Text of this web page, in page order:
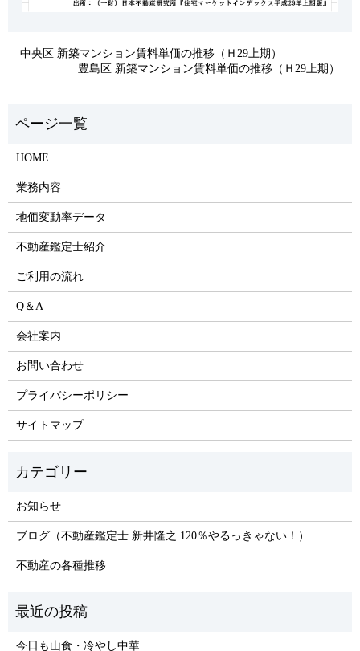
中央区 新築マンション賃料単価の推移（Ｈ29上期）
豊島区 新築マンション賃料単価の推移（Ｈ29上期）
HOME
業務内容
地価変動率データ
不動産鑑定士紹介
ご利用の流れ
Q＆A
会社案内
お問い合わせ
プライバシーポリシー
サイトマップ
お知らせ
ブログ（不動産鑑定士 新井隆之 120％やるっきゃない！）
不動産の各種推移
今日も山食・冷やし中華